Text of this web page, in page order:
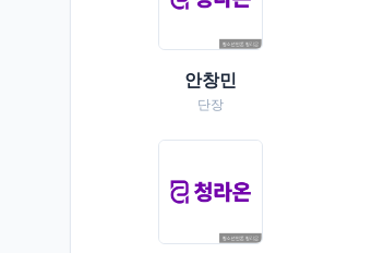
안창민
단장